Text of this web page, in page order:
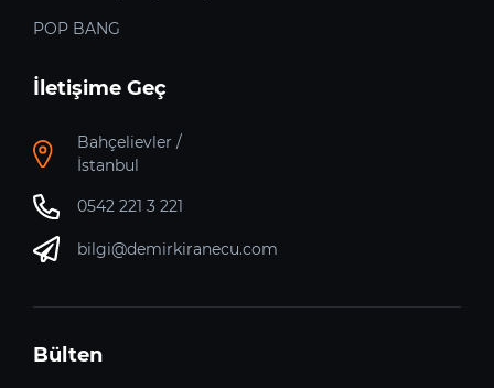
POP BANG
İletişime Geç
Bahçelievler /
İstanbul
0542 221 3 221
bilgi@demirkiranecu.com
Bülten